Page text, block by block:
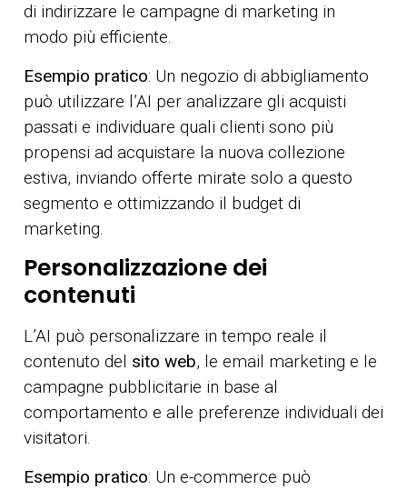
di indirizzare le campagne di marketing in
modo più efficiente.
Esempio pratico: Un negozio di abbigliamento
può utilizzare l’AI per analizzare gli acquisti
passati e individuare quali clienti sono più
propensi ad acquistare la nuova collezione
estiva, inviando offerte mirate solo a questo
segmento e ottimizzando il budget di
marketing.
Personalizzazione dei
contenuti
L’AI può personalizzare in tempo reale il
contenuto del sito web, le email marketing e le
campagne pubblicitarie in base al
comportamento e alle preferenze individuali dei
visitatori.
Esempio pratico: Un e-commerce può